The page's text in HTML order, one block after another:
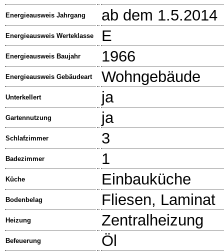
Energieausweis Jahrgang ab dem 1.5.2014
Energieausweis Werteklasse E
Energieausweis Baujahr 1966
Energieausweis Gebäudeart Wohngebäude
Unterkellert ja
Gartennutzung ja
Schlafzimmer 3
Badezimmer 1
Küche Einbauküche
Bodenbelag Fliesen, Laminat
Heizung Zentralheizung
Befeuerung Öl